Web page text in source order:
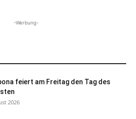
-Werbung-
feiert am Freitag den Tag des
2026